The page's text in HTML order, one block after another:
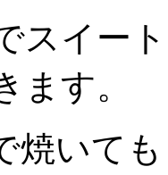
スイー
ます。
焼いて